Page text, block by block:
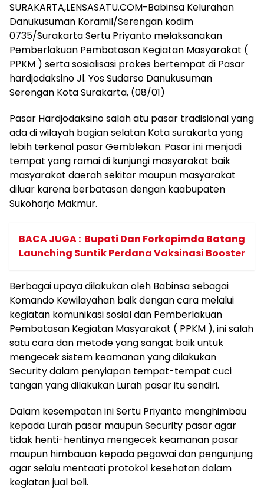
SURAKARTA,LENSASATU.COM-Babinsa Kelurahan
Danukusuman Koramil/Serengan kodim
0735/Surakarta Sertu Priyanto melaksanakan
Pemberlakuan Pembatasan Kegiatan Masyarakat (
PPKM ) serta sosialisasi prokes bertempat di Pasar
hardjodaksino Jl. Yos Sudarso Danukusuman
Serengan Kota Surakarta, (08/01)
Pasar Hardjodaksino salah atu pasar tradisional yang
ada di wilayah bagian selatan Kota surakarta yang
lebih terkenal pasar Gemblekan. Pasar ini menjadi
tempat yang ramai di kunjungi masyarakat baik
masyarakat daerah sekitar maupun masyarakat
diluar karena berbatasan dengan kaabupaten
Sukoharjo Makmur.
BACA JUGA : Bupati Dan Forkopimda Batang
Launching Suntik Perdana Vaksinasi Booster
Berbagai upaya dilakukan oleh Babinsa sebagai
Komando Kewilayahan baik dengan cara melalui
kegiatan komunikasi sosial dan Pemberlakuan
Pembatasan Kegiatan Masyarakat ( PPKM ), ini salah
satu cara dan metode yang sangat baik untuk
mengecek sistem keamanan yang dilakukan
Security dalam penyiapan tempat-tempat cuci
tangan yang dilakukan Lurah pasar itu sendiri.
Dalam kesempatan ini Sertu Priyanto menghimbau
kepada Lurah pasar maupun Security pasar agar
tidak henti-hentinya mengecek keamanan pasar
maupun himbauan kepada pegawai dan pengunjung
agar selalu mentaati protokol kesehatan dalam
kegiatan jual beli.